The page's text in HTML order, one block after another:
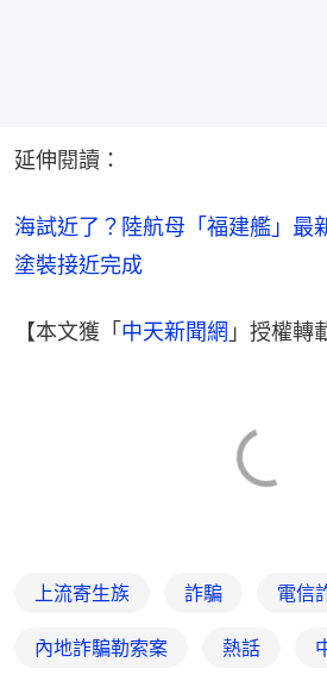
延伸閱讀：
海試近了？陸航母「福建艦」最
塗裝接近完成
【本文獲「中天新聞網 」授權轉
上流寄生族 詐騙 電信
內地詐騙勒索案 熱話